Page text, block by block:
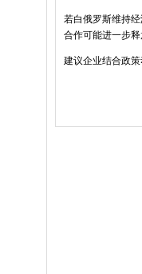
若白俄罗斯维持
合作可能进一步释
建议企业结合政